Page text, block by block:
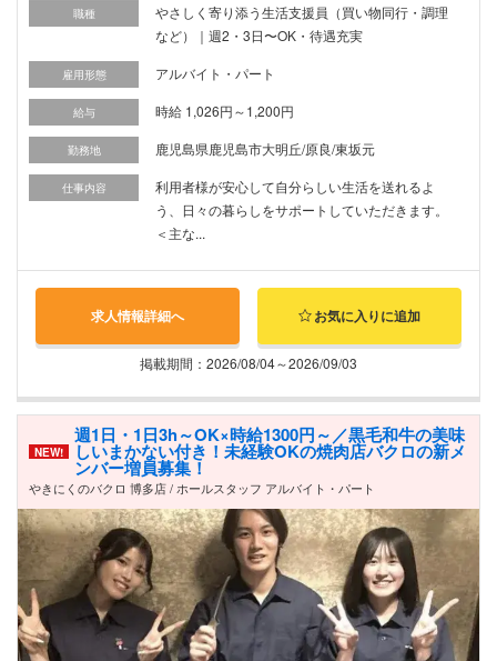
職種
やさしく寄り添う生活支援員（買い物同行・調理
など）｜週2・3日〜OK・待遇充実
雇用形態 アルバイト・パート
給与 時給 1,026円～1,200円
勤務地 鹿児島県鹿児島市大明丘/原良/東坂元
仕事内容
利用者様が安心して自分らしい生活を送れるよ
う、日々の暮らしをサポートしていただきます。
＜主な...
求人情報詳細へ お気に入りに追加
掲載期間：2026/08/04～2026/09/03
NEW!
週1日・1日3h～OK×時給1300円～／黒毛和牛の美味
しいまかない付き！未経験OKの焼肉店バクロの新メ
ンバー増員募集！
やきにくのバクロ 博多店 / ホールスタッフ アルバイト・パート